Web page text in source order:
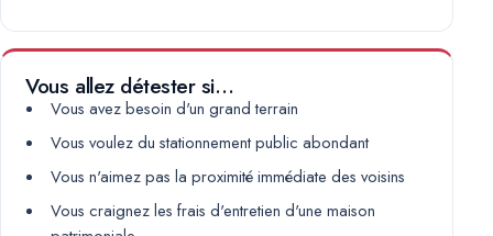
Vous allez détester si…
Vous avez besoin d'un grand terrain
Vous voulez du stationnement public abondant
Vous n'aimez pas la proximité immédiate des voisins
Vous craignez les frais d'entretien d'une maison